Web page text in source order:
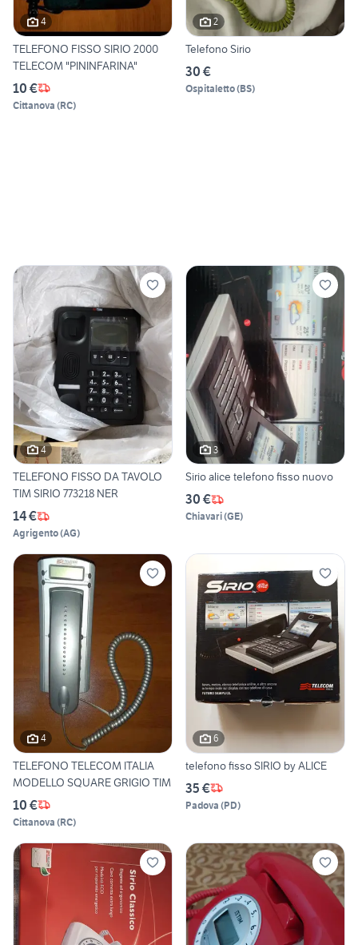
4
TELEFONO FISSO SIRIO 2000
TELECOM "PININFARINA"
10 €
Cittanova (RC)
2
Telefono Sirio
30 €
Ospitaletto(BS)
4
TELEFONO FISSO DA TAVOLO
TIM SIRIO 773218 NER
14 €
Agrigento(AG)
3
Sirio alice telefono fisso nuovo
30 €
Chiavari(GE)
4
TELEFONO TELECOM ITALIA
MODELLO SQUARE GRIGIO TIM
10 €
Cittanova (RC)
6
telefono fisso SIRIO by ALICE
35 €
Padova (PD)